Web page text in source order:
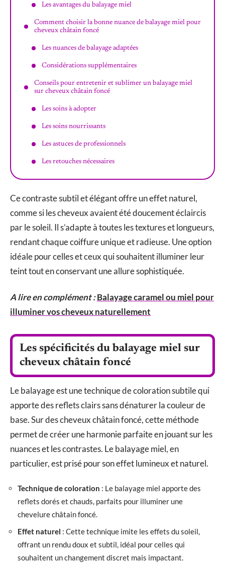
Les avantages du balayage miel
Comment choisir la bonne nuance de balayage miel pour
cheveux châtain foncé
Les nuances de balayage adaptées
Considérations supplémentaires
Conseils pour entretenir et sublimer un balayage miel
sur cheveux châtain foncé
Les soins à adopter
Les soins nourrissants
Les astuces de professionnels
Les retouches nécessaires
Ce contraste subtil et élégant offre un effet naturel,
comme si les cheveux avaient été doucement éclaircis
par le soleil. Il s’adapte à toutes les textures et longueurs,
rendant chaque coiffure unique et radieuse. Une option
idéale pour celles et ceux qui souhaitent illuminer leur
teint tout en conservant une allure sophistiquée.
A lire en complément :Balayage caramel ou miel pour
illuminer vos cheveux naturellement
Les spécificités du balayage miel sur
cheveux châtain foncé
Le balayage est une technique de coloration subtile qui
apporte des reflets clairs sans dénaturer la couleur de
base. Sur des cheveux châtain foncé, cette méthode
permet de créer une harmonie parfaite en jouant sur les
nuances et les contrastes. Le balayage miel, en
particulier, est prisé pour son effet lumineux et naturel.
Technique de coloration : Le balayage miel apporte des
reflets dorés et chauds, parfaits pour illuminer une
chevelure châtain foncé.
Effet naturel : Cette technique imite les effets du soleil,
offrant un rendu doux et subtil, idéal pour celles qui
souhaitent un changement discret mais impactant.